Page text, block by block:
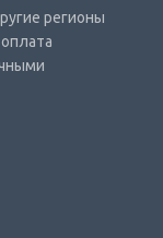
регионы